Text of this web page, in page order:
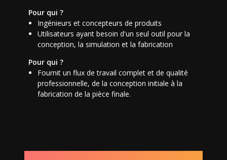
Pour qui ?
Ingénieurs et concepteurs de produits
Utilisateurs ayant besoin d'un seul outil pour la
conception, la simulation et la fabrication
Pour qui ?
Fournit un flux de travail complet et de qualité
professionnelle, de la conception initiale à la
fabrication de la pièce finale.